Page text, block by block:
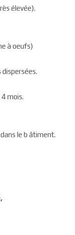
élevée).
à oeufs)
mois.
le b âtiment.